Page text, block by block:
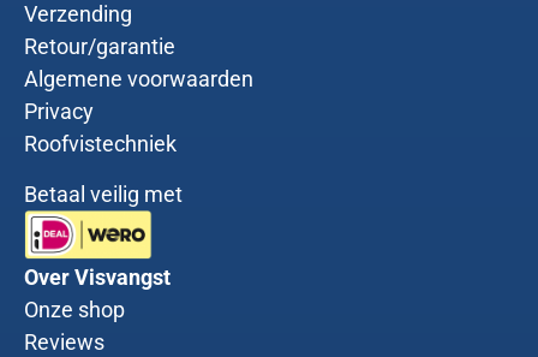
Verzending
Retour/garantie
Algemene voorwaarden
Privacy
Roofvistechniek
Betaal veilig met
Over Visvangst
Onze shop
Reviews